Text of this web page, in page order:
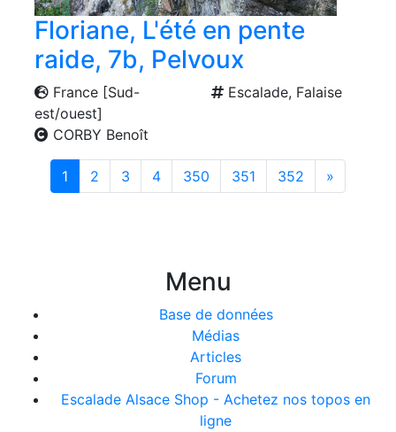
Floriane, L'été en pente
raide, 7b, Pelvoux
France [Sud-
est/ouest]
Escalade, Falaise
CORBY Benoît
1 2 3 4 350 351 352 »
Menu
Base de données
Médias
Articles
Forum
Escalade Alsace Shop - Achetez nos topos en
ligne